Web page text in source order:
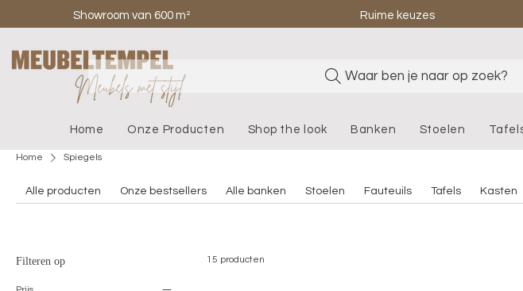
Showroom van 600 m² Ruime keuzes
Waar ben je naar op zoek?
Home Onze Producten Shop the look Banken Stoelen
Home Spiegels
Alle producten Onze bestsellers Alle banken Stoelen Fauteuils Tafels Kasten
Filteren op 15 producten